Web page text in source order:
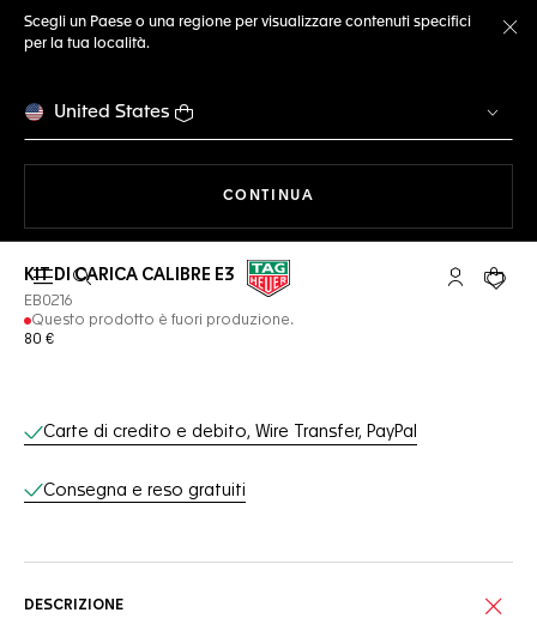
Scegli un Paese o una regione per visualizzare contenuti specifici
per la tua località.
United States
CONTINUA
Apri la ricerca L'account
Il tuo
KIT DI CARICA CALIBRE E3
EB0216
Questo prodotto è fuori produzione.
80 €
Servizi online
Carte di credito e debito, Wire Transfer, PayPal
Consegna e reso gratuiti
DESCRIZIONE